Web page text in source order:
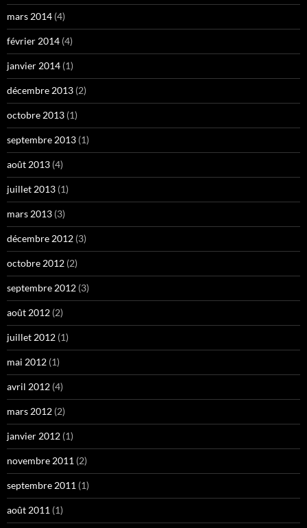
mars 2014 (4)
février 2014 (4)
janvier 2014 (1)
décembre 2013 (2)
octobre 2013 (1)
septembre 2013 (1)
août 2013 (4)
juillet 2013 (1)
mars 2013 (3)
décembre 2012 (3)
octobre 2012 (2)
septembre 2012 (3)
août 2012 (2)
juillet 2012 (1)
mai 2012 (1)
avril 2012 (4)
mars 2012 (2)
janvier 2012 (1)
novembre 2011 (2)
septembre 2011 (1)
août 2011 (1)